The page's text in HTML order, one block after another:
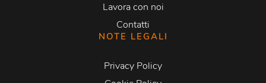
Lavora con noi
Contatti
NOTE LEGALI
Privacy Policy